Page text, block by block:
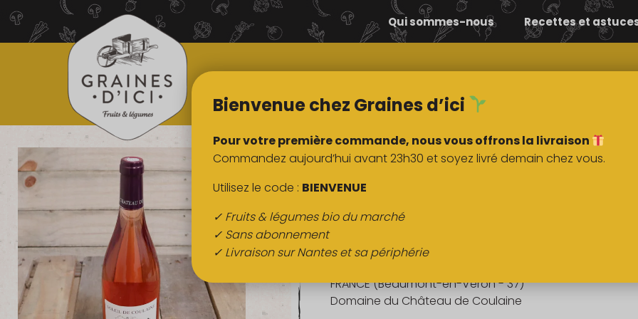
TOUS NOS
Comment ça
marche ?
Nos
Qui sommes-nous Recettes et
DESCRIPTION
Chinon rosé 2019
FRANCE (Beaumont-en-Véron - 37)
Domaine du Château de Coulaine
Bienvenue chez Graines d’ici
Pour votre première commande, nous vous offrons la livraison
Commandez aujourd’hui avant 23h30 et soyez livré demain chez vous.
Utilisez le code : BIENVENUE
✓ Fruits & légumes bio du marché
✓ Sans abonnement
✓ Livraison sur Nantes et sa périphérie